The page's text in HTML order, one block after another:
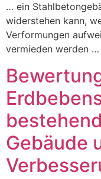
… ein
widerstehen kann,
Verformungen
vermieden werden …
Gebäude